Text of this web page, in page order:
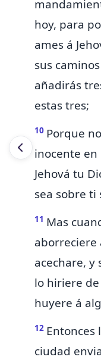
hoy, para
ames á
sus
añadirás
estas tres;
10 Porque
inocente
Jehová tu
sea sobre ti
11 Mas
aborreciere
acechare, y
lo hiriere
huyere á
12 Entonces
ciudad